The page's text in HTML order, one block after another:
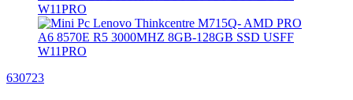
630723